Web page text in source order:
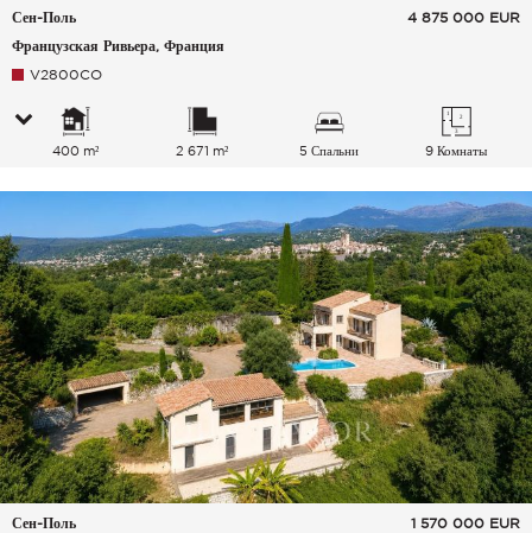
Сен-Поль
Французская Ривьера, Франция
4 875 000 EUR
V2800CO
400 m² 2 671 m² 5 Спальни 9 Комнаты
Сен-Поль
1 570 000 EUR